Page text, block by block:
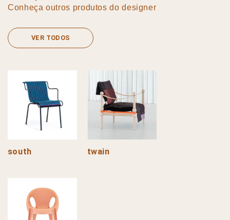
Conheça outros produtos do designer
VER TODOS
south twain